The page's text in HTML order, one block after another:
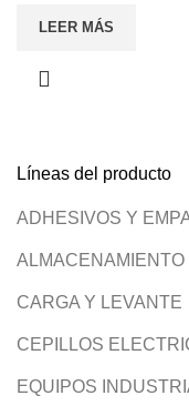
Líneas del producto
ADHESIVOS Y
CARGA Y LEVANTE
CEPILLOS
EQUIPOS
LEER MÁS